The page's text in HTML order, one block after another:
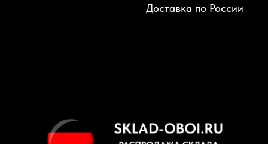
Доставка по России